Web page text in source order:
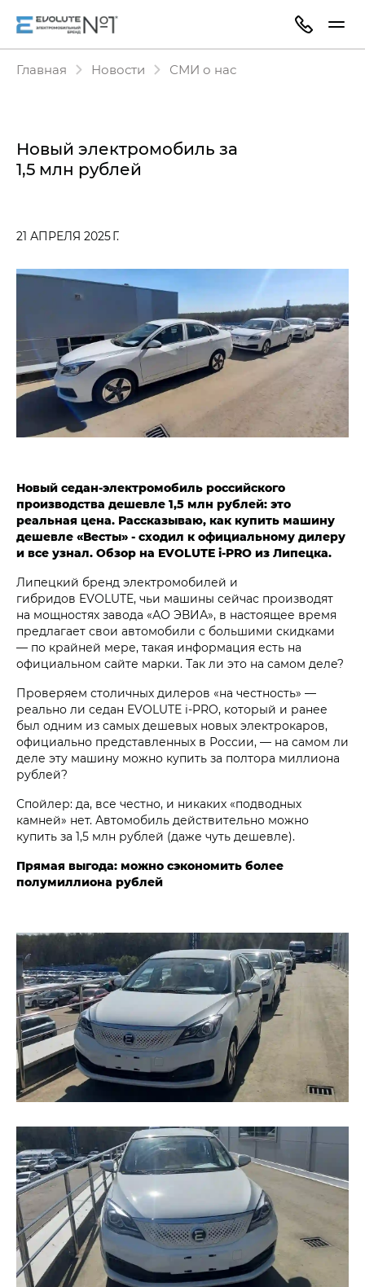
Главная Новости СМИ о нас
Новый электромобиль за
1,5 млн рублей
21 АПРЕЛЯ 2025 Г.
Новый седан-электромобиль российского
производства дешевле 1,5 млн рублей: это
реальная цена. Рассказываю, как купить машину
дешевле «Весты» - сходил к официальному дилеру
и все узнал. Обзор на EVOLUTE i‑PRO из Липецка.
Липецкий бренд электромобилей и
гибридов EVOLUTE, чьи машины сейчас производят
на мощностях завода «АО ЭВИА», в настоящее время
предлагает свои автомобили с большими скидками
— по крайней мере, такая информация есть на
официальном сайте марки. Так ли это на самом деле?
Проверяем столичных дилеров «на честность» —
реально ли седан EVOLUTE i‑PRO, который и ранее
был одним из самых дешевых новых электрокаров,
официально представленных в России, — на самом ли
деле эту машину можно купить за полтора миллиона
рублей?
Спойлер: да, все честно, и никаких «подводных
камней» нет. Автомобиль действительно можно
купить за 1,5 млн рублей (даже чуть дешевле).
Прямая выгода: можно сэкономить более
полумиллиона рублей